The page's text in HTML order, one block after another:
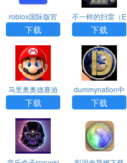
roblox国际版官
网版入口
下载
不一样的扫雷（E
roTrapSweepe
r）
下载
马里奥奥德赛游
戏手机版中文
下载
dummynation中
文版免费下载
下载